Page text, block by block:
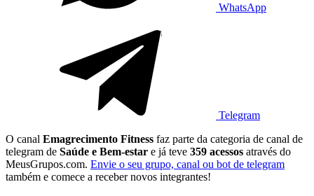
WhatsApp
Telegram
O canal Emagrecimento Fitness faz parte da categoria de canal de
telegram de Saúde e Bem-estar e já teve 359 acessos através do
MeusGrupos.com. Envie o seu grupo, canal ou bot de telegram
também e comece a receber novos integrantes!